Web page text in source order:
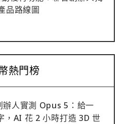
品路線圖
熱門榜
人實測 Opus 5：給一
，AI 花 2 小時打造 3D 世